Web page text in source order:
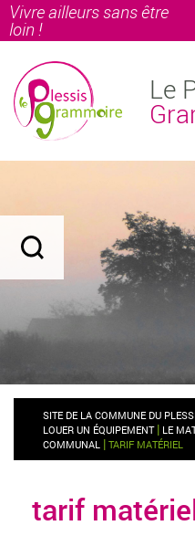
Vivre ailleurs sans être
loin !
Le
SITE DE LA COMMUNE DU
LOUER UN ÉQUIPEMENT| LE
COMMUNAL | TARIF MATÉRIEL
tarif